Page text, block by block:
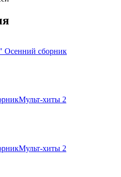
Осенний сборник
Мульт-хиты 2
Мульт-хиты 2